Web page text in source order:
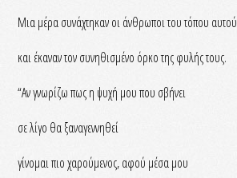
Μια μέρα συνάχτηκαν οι άνθρωποι του τόπου αυτού
και έκαναν τον συνηθισμένο όρκο της φυλής τους.
“Αν γνωρίζω πως η ψυχή μου που σβήνει
σε λίγο θα ξαναγεννηθεί
γίνομαι πιο χαρούμενος, αφού μέσα μου